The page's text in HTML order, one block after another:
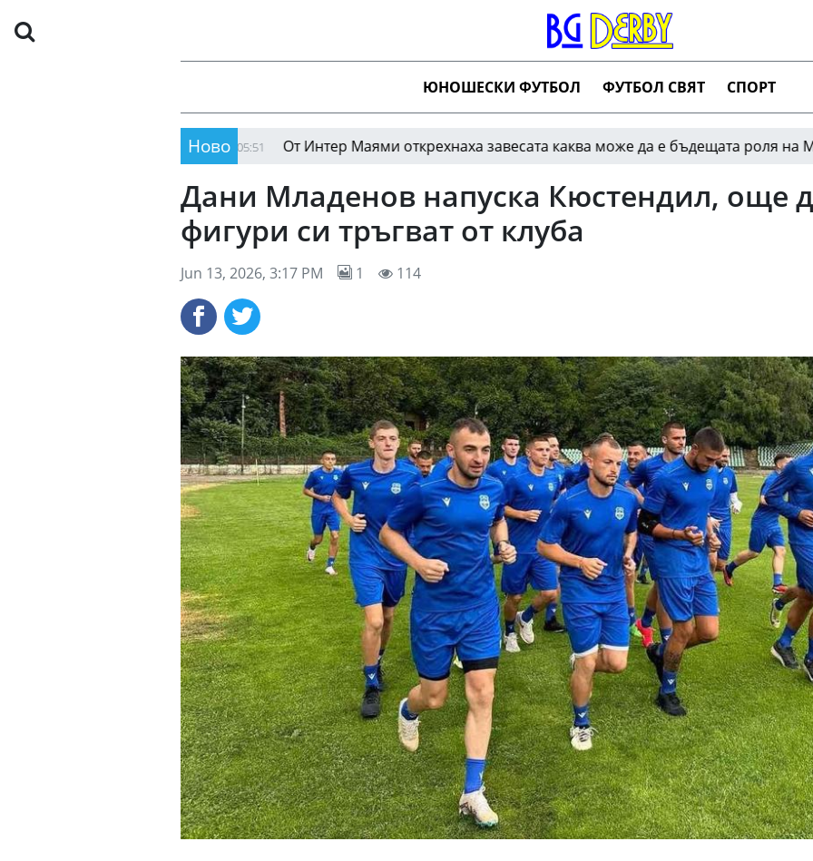
ЮНОШЕСКИ ФУТБОЛ ФУТБОЛ СВЯТ СПОРТ
Ново
05:51 От Интер Маями открехнаха завесата каква може да е бъдещата роля на Меси в
Дани Младенов напуска Кюстендил, още
фигури си тръгват от клуба
Jun 13, 2026, 3:17 PM 1 114